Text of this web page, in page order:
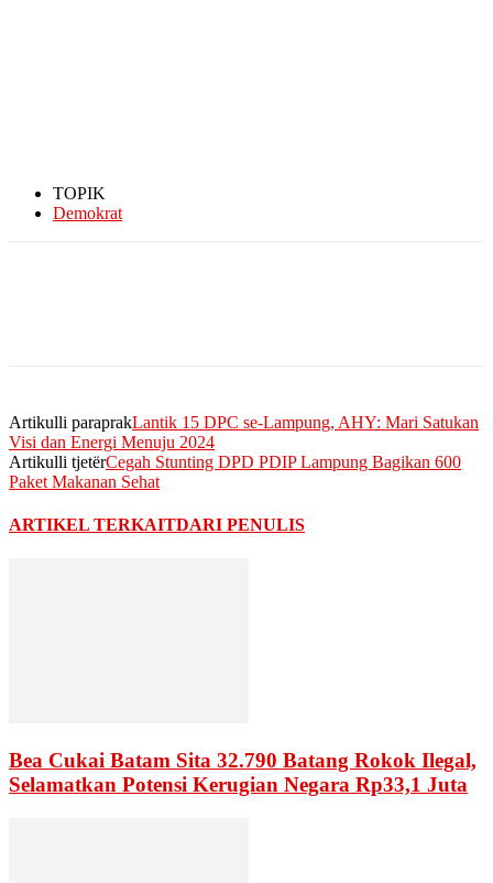
TOPIK
Demokrat
Artikulli paraprakLantik 15 DPC se-Lampung, AHY: Mari Satukan
Visi dan Energi Menuju 2024
Artikulli tjetërCegah Stunting DPD PDIP Lampung Bagikan 600
Paket Makanan Sehat
ARTIKEL TERKAITDARI PENULIS
Bea Cukai Batam Sita 32.790 Batang Rokok Ilegal,
Selamatkan Potensi Kerugian Negara Rp33,1 Juta